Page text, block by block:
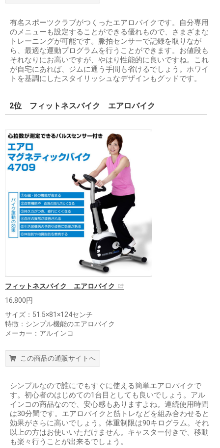
有名スポーツクラブがつくったエアロバイクです。自分専用
のメニューも設定することができる優れもので、さまざまな
トレーニングが可能です。脈拍センサーで記録を取りなが
ら、最適な運動プログラムを行うことができます。お値段も
それなりにお高いですが、やはり性能的に良いですね。これ
が自宅にあれば、ジムに通う手間も省けるでしょう。ホワイ
トを基調にしたスタイリッシュなデザインもグッドです。
2位 フィットネスバイク エアロバイク
フィットネスバイク エアロバイク
16,800円
サイズ：51.5×81×124センチ
特徴：シンプル機能のエアロバイク
メーカー：アルインコ
この商品の通販サイトへ
シンプルなので誰にでもすぐに使える簡単エアロバイクで
す。初心者のはじめての1台目としても良いでしょう。アル
インコの商品なので、安心感もありますよね。連続使用時間
は30分間です。エアロバイクと筋トレなどを組み合わせると
効果がさらに高いでしょう。体重制限は90キログラム。それ
以上の方はお使いいただけません。キャスター付きで、移動
も楽々行うことが出来るでしょう。